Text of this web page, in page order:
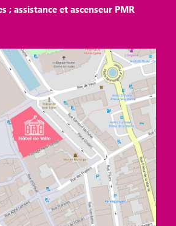
; assistance et ascenseur PMR